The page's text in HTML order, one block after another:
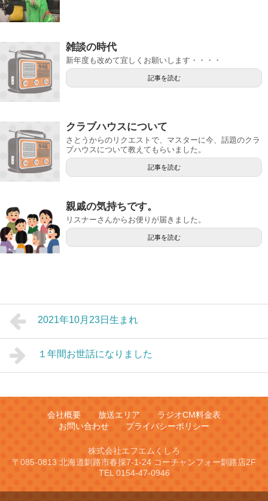
雑談の時代
新年度も改めて宜しくお願いします・・・・
記事を読む
クラブハウスについて
さとうからのリクエストで、マスターに今、話題のクラ
ブハウスについて教えてもらいました。
記事を読む
親戚の気持ちです。
リスナーさんからお便りが届きました。
記事を読む
2021年10月23日生まれ
１年間お世話になりました
会社概要 放送エリア
ラジオCM料金表
お問い合わせ
プライバシーポリシー
株式会社エフエムくしろ
〒085-0813 北海道釧路市春採7-1-24 コーチャンフォー釧路店2F
TEL 0154-47-0946